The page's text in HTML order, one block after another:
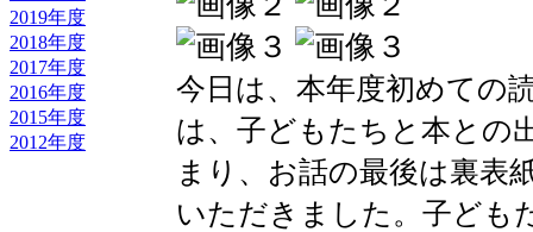
2019年度
2018年度
2017年度
2016年度
2015年度
2012年度
今日は、本年度初めての
は、子どもたちと本との
まり、お話の最後は裏表
いただきました。子ども